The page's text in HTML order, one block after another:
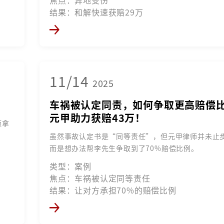
结果：和解快速获赔29万
11/14 2025
车祸被认定同责，如何争取更高赔偿
元甲助力获赔43万！
虽然事故认定书是“同等责任”，但元甲律师并未止
而是想办法帮李先生争取到了70%赔偿比例。
类型：案例
焦点：车祸被认定同等责任
结果：让对方承担70%的赔偿比例